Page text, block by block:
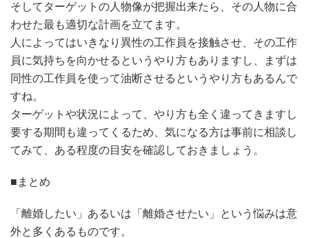
そしてターゲットの人物像が把握出来たら、その人物に合
わせた最も適切な計画を立てます。
人によってはいきなり異性の工作員を接触させ、その工作
員に気持ちを向かせるというやり方もありますし、まずは
同性の工作員を使って油断させるというやり方もあるんで
すね。
ターゲットや状況によって、やり方も全く違ってきますし
要する期間も違ってくるため、気になる方は事前に相談し
てみて、ある程度の目安を確認しておきましょう。
■まとめ
「離婚したい」あるいは「離婚させたい」という悩みは意
外と多くあるものです。